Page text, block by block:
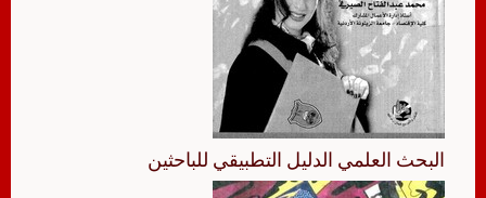
البحث العلمي الدليل التطبيقي للباحثين